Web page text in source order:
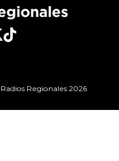
Regionales 2026